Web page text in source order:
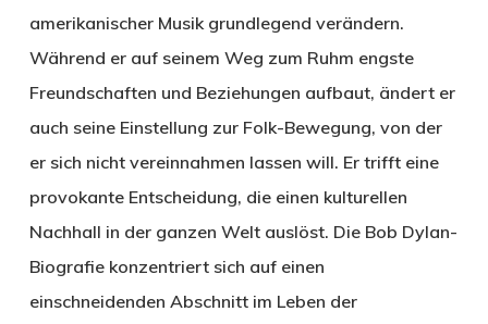
amerikanischer Musik grundlegend verändern.
Während er auf seinem Weg zum Ruhm engste
Freundschaften und Beziehungen aufbaut, ändert er
auch seine Einstellung zur Folk-Bewegung, von der
er sich nicht vereinnahmen lassen will. Er trifft eine
provokante Entscheidung, die einen kulturellen
Nachhall in der ganzen Welt auslöst. Die Bob Dylan-
Biografie konzentriert sich auf einen
einschneidenden Abschnitt im Leben der